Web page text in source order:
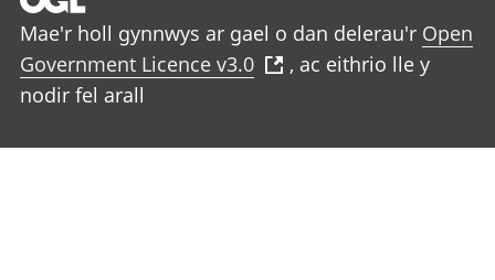
Mae'r holl gynnwys ar gael o dan delerau'r Open
Government Licence v3.0
, ac eithrio lle y
nodir fel arall